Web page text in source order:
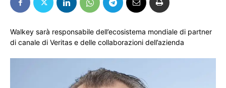
Walkey sarà responsabile dell’ecosistema mondiale di partner
di canale di Veritas e delle collaborazioni dell’azienda